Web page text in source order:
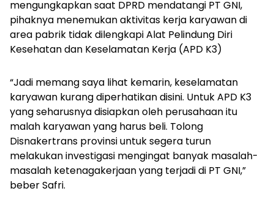
mengungkapkan saat DPRD mendatangi PT GNI,
pihaknya menemukan aktivitas kerja karyawan di
area pabrik tidak dilengkapi Alat Pelindung Diri
Kesehatan dan Keselamatan Kerja (APD K3)
“Jadi memang saya lihat kemarin, keselamatan
karyawan kurang diperhatikan disini. Untuk APD K3
yang seharusnya disiapkan oleh perusahaan itu
malah karyawan yang harus beli. Tolong
Disnakertrans provinsi untuk segera turun
melakukan investigasi mengingat banyak masalah-
masalah ketenagakerjaan yang terjadi di PT GNI,”
beber Safri.